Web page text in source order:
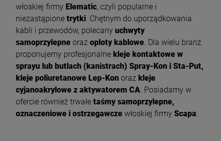
włoskiej firmy Elematic, czyli popularne i
niezastąpione trytki. Chętnym do uporządkowania
kabli i przewodów, polecany uchwyty
samoprzylepne oraz oploty kablowe. Dla wielu branż
proponujemy profesjonalne kleje kontaktowe w
sprayu lub butlach (kanistrach) Spray-Kon i Sta-Put,
kleje poliuretanowe Lep-Kon oraz kleje
cyjanoakrylowe z aktywatorem CA. Posiadamy w
ofercie również trwałe taśmy samoprzylepne,
oznaczeniowe i ostrzegawcze włoskiej firmy Scapa.